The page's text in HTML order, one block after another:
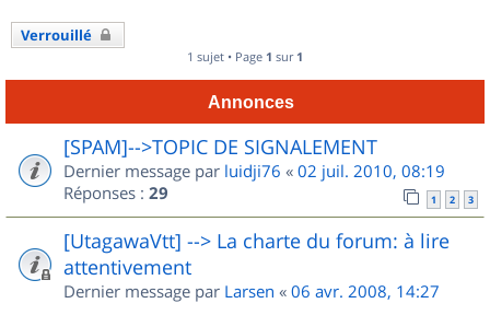
Verrouillé
1 sujet • Page 1 sur 1
Annonces
[SPAM]-->TOPIC DE SIGNALEMENT
Dernier message par luidji76 « 02 juil. 2010, 08:19
Réponses : 29 1 2 3
[UtagawaVtt] --> La charte du forum: à lire
attentivement
Dernier message par Larsen « 06 avr. 2008, 14:27